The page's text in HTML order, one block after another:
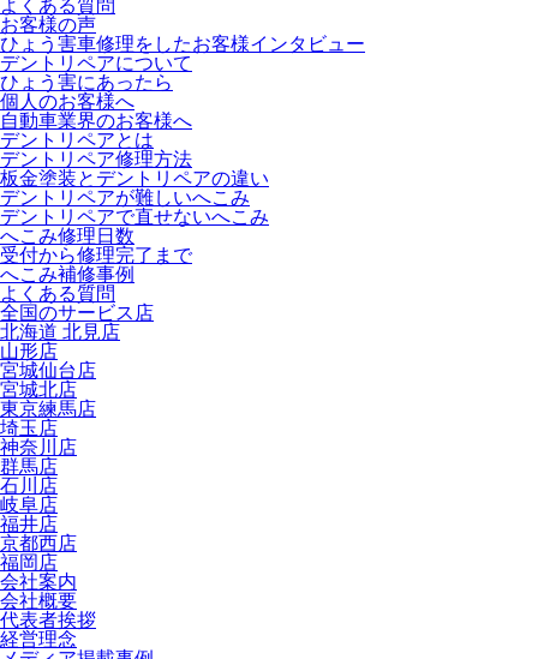
よくある質問
お客様の声
ひょう害車修理をしたお客様インタビュー
デントリペアについて
ひょう害にあったら
個人のお客様へ
自動車業界のお客様へ
デントリペアとは
デントリペア修理方法
板金塗装とデントリペアの違い
デントリペアが難しいへこみ
デントリペアで直せないへこみ
へこみ修理日数
受付から修理完了まで
へこみ補修事例
よくある質問
全国のサービス店
北海道 北見店
山形店
宮城仙台店
宮城北店
東京練馬店
埼玉店
神奈川店
群馬店
石川店
岐阜店
福井店
京都西店
福岡店
会社案内
会社概要
代表者挨拶
経営理念